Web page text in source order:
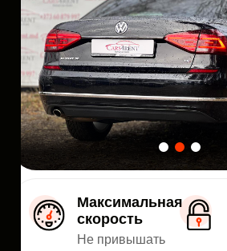
Максимальная
скорость
Не привышать